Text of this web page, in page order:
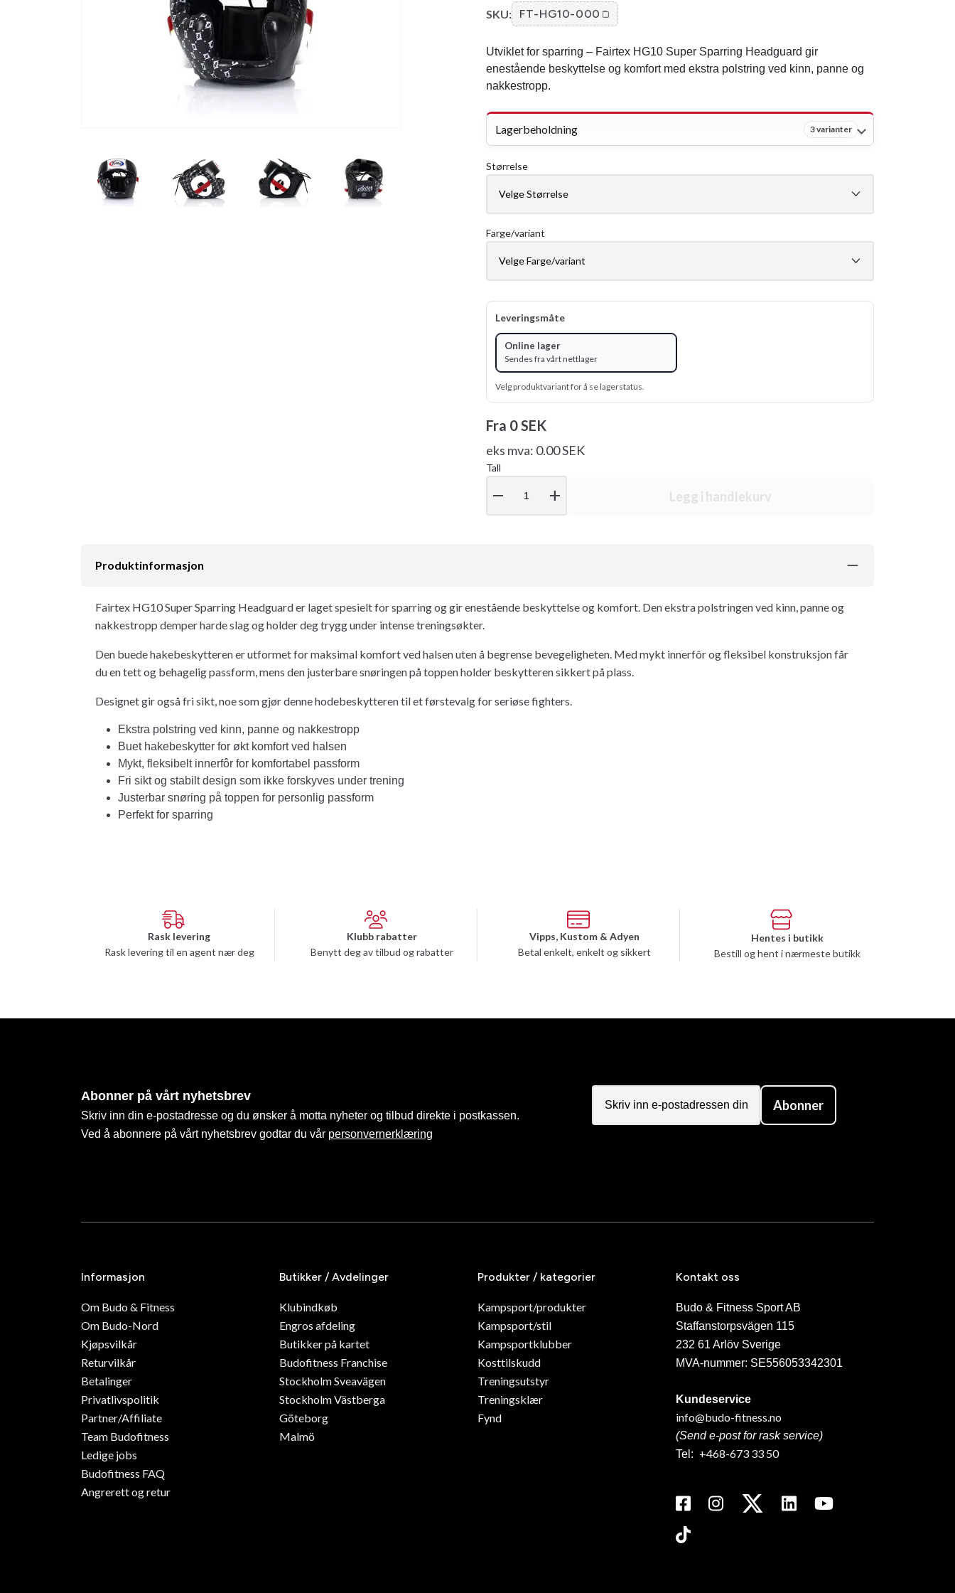
SKU: FT-HG10-000
Utviklet for sparring – Fairtex HG10 Super Sparring Headguard gir
enestående beskyttelse og komfort med ekstra polstring ved kinn, panne og
nakkestropp.
Lagerbeholdning 3 varianter
Størrelse
Farge/variant
Leveringsmåte
Online lager
Sendes fra vårt nettlager
Velg produktvariant for å se lagerstatus.
Fra 0 SEK
eks mva: 0.00 SEK
Tall
remove add Legg i handlekurv
Produktinformasjon
Fairtex HG10 Super Sparring Headguard er laget spesielt for sparring og gir enestående beskyttelse og komfort. Den ekstra polstringen ved kinn, panne og
nakkestropp demper harde slag og holder deg trygg under intense treningsøkter.
Den buede hakebeskytteren er utformet for maksimal komfort ved halsen uten å begrense bevegeligheten. Med mykt innerfôr og fleksibel konstruksjon får
du en tett og behagelig passform, mens den justerbare snøringen på toppen holder beskytteren sikkert på plass.
Designet gir også fri sikt, noe som gjør denne hodebeskytteren til et førstevalg for seriøse fighters.
Ekstra polstring ved kinn, panne og nakkestropp
Buet hakebeskytter for økt komfort ved halsen
Mykt, fleksibelt innerfôr for komfortabel passform
Fri sikt og stabilt design som ikke forskyves under trening
Justerbar snøring på toppen for personlig passform
Perfekt for sparring
Rask levering
Rask levering til en agent nær deg
Klubb rabatter
Benytt deg av tilbud og rabatter
Vipps, Kustom & Adyen
Betal enkelt, enkelt og sikkert
Hentes i butikk
Bestill og hent i nærmeste butikk
Abonner på vårt nyhetsbrev
Skriv inn din e-postadresse og du ønsker å motta nyheter og tilbud direkte i postkassen.
Ved å abonnere på vårt nyhetsbrev godtar du vår personvernerklæring
Abonner
Informasjon
Om Budo & Fitness
Om Budo-Nord
Kjøpsvilkår
Returvilkår
Betalinger
Privatlivspolitik
Partner/Affiliate
Team Budofitness
Ledige jobs
Budofitness FAQ
Angrerett og retur
Butikker / Avdelinger
Klubindkøb
Engros afdeling
Butikker på kartet
Budofitness Franchise
Stockholm Sveavägen
Stockholm Västberga
Göteborg
Malmö
Produkter / kategorier
Kampsport/produkter
Kampsport/stil
Kampsportklubber
Kosttilskudd
Treningsutstyr
Treningsklær
Fynd
Kontakt oss
Budo & Fitness Sport AB
Staffanstorpsvägen 115
232 61 Arlöv Sverige
MVA-nummer: SE556053342301
Kundeservice
info@budo-fitness.no
(Send e-post for rask service)
Tel: +468-673 33 50